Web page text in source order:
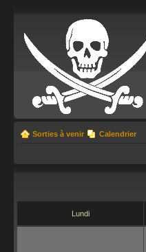
Sorties à venir Calendrier
Lundi